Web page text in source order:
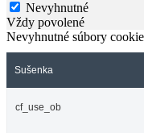
Nevyhnutné
Vždy povolené
Nevyhnutné súbory
Sušenka
cf_use_ob